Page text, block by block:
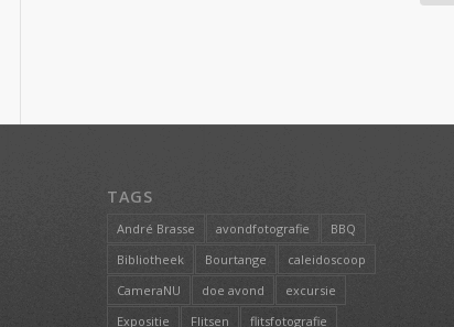
TAGS
André Brasse avondfotografie
BBQ
Bibliotheek
Bourtange
caleidoscoop
CameraNU
doe avond
excursie
Expositie
Flitsen
flitsfotografie